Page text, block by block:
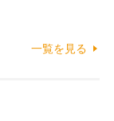
一覧を見る